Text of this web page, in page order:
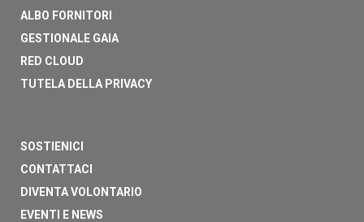
ALBO FORNITORI
GESTIONALE GAIA
RED CLOUD
TUTELA DELLA PRIVACY
SOSTIENICI
CONTATTACI
DIVENTA VOLONTARIO
EVENTI E NEWS